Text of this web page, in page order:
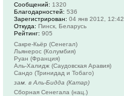
Сообщений: 1320
Благодарностей: 536
Зарегистрирован: 04 янв 2012, 12:42
Откуда: Пинск, Беларусь
Рейтинг: 905
Сакре-Кьёр (Сенегал)
Льянерос (Колумбия)
Руан (Франция)
Аль-Халидж (Саудовская Аравия)
Сандо (Тринидад и Тобаго)
зам. в Аль-Бидда (Катар)
Сборная Сенегала (нац.)